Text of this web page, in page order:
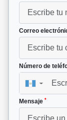
Correo
Número de
▼
Mensaje *